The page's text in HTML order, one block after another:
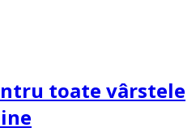
toate vârstele